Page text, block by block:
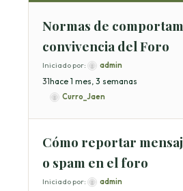
Normas de
convivencia del Foro
Iniciado por: admin
31hace 1 mes, 3 semanas
Curro_Jaen
Cómo reportar
o spam en el foro
Iniciado por: admin